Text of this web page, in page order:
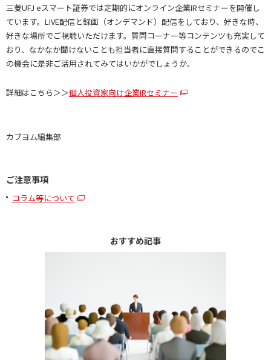
三菱UFJ eスマート証券では定期的にオンライン企業IRセミナーを開催し
ています。LIVE配信と録画（オンデマンド）配信をしており、好きな時、
好きな場所でご視聴いただけます。質問コーナー等コンテンツも充実して
おり、なかなか聞けないことも担当者に直接質問することができるのでこ
の機会に是非ご活用されてみてはいかがでしょうか。
詳細はこちら＞＞個人投資家向け企業IRセミナー
カブヨム編集部
ご注意事項
コラム等について
おすすめ記事